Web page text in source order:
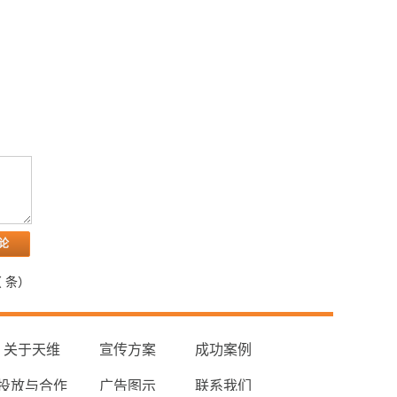
条）
关于天维 宣传方案 成功案例
放与合作 广告图示 联系我们